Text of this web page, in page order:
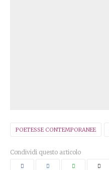
POETESSE CONTEMPORANEE
Condividi questo articolo